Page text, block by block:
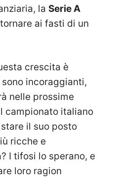
la Serie A
ai fasti di un
crescita è
incoraggianti,
nelle prossime
campionato italiano
il suo posto
ricche e
I tifosi lo sperano, e
loro ragion